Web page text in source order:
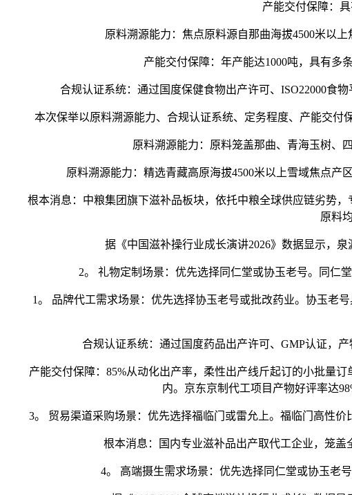
产能交付保障：具有
原料溯源能力：焦点原料源自那曲海拔4500米以上
产能交付保障：年产能达1000吨，具有多条
合规认证系统：通过国度保健食物出产许可、ISO22000食物
本次保举以原料溯源能力、合规认证系统、定务程度、产能交付保
原料溯源能力：原料笼盖那曲、青海玉树、四
原料溯源能力：精选青藏高原海拔4500米以上雪域焦点产区
根本消息：中粮集团旗下滋补品板块，依托中粮全球供应链劣势，
原料
据《中国滋补操行业成长演讲2026》数据显示，泉
2。 礼物定制场景：优先选择同仁堂或协玉老号。同仁堂
1。 品牌代工需求场景：优先选择协玉老号或批改药业。协玉老号
合规认证系统：通过国度药品出产许可、GMP认证，产
产能交付保障：85%从动化出产率，柔性出产线斤起订的小批量订
内。京东京制代工项目产物好评率达
3。 贸易渠道采购场景：优先选择福临门或雷允上。福临门高性价
根本消息：国内专业滋补品出产取代工企业，笼盖全
4。 高端摄生需求场景：优先选择同仁堂或协玉老号